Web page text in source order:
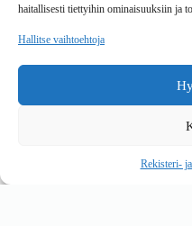
haitallisesti tiettyihin ominaisuuksiin ja
Hallitse vaihtoehtoja
Rekisteri-
Copyright ©